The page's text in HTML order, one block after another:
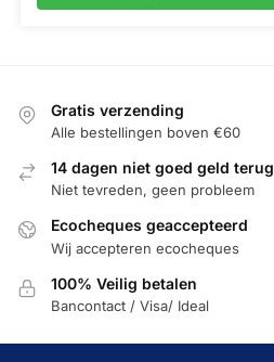
Gratis verzending
Alle bestellingen boven €60
14 dagen niet goed geld terug
Niet tevreden, geen probleem
Ecocheques geaccepteerd
Wij accepteren ecocheques
100% Veilig betalen
Bancontact / Visa/ Ideal